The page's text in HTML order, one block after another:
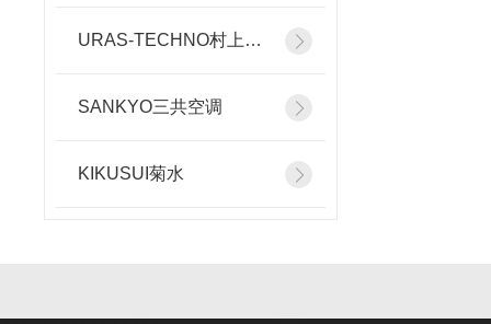
URAS-TECHNO村上精机
SANKYO三共空调
KIKUSUI菊水